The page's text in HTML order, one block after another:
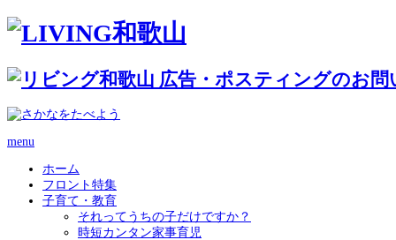
menu
ホーム
フロント特集
子育て・教育
それってうちの子だけですか？
時短カンタン家事育児